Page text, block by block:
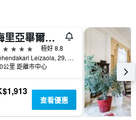
梅里亞畢爾巴鄂酒店
級
極好 8.8
Lehendakari Leizaola, 29, 畢爾巴鄂, 比斯開省, 西班牙
公里 距離市中心
查看優惠